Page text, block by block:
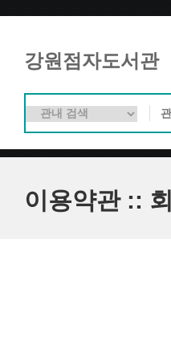
강원점자도서관
이용약관 ::